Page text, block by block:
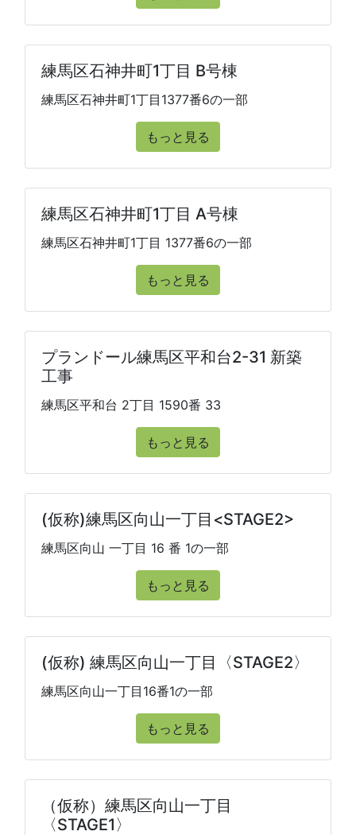
練馬区石神井町1丁目 B号棟
練馬区石神井町1丁目1377番6の一部
もっと見る
練馬区石神井町1丁目 A号棟
練馬区石神井町1丁目 1377番6の一部
もっと見る
プランドール練馬区平和台2-31 新築
工事
練馬区平和台 2丁目 1590番 33
もっと見る
(仮称)練馬区向山一丁目<STAGE2>
練馬区向山 一丁目 16 番 1の一部
もっと見る
(仮称) 練馬区向山一丁目〈STAGE2〉
練馬区向山一丁目16番1の一部
もっと見る
（仮称）練馬区向山一丁目
〈STAGE1〉